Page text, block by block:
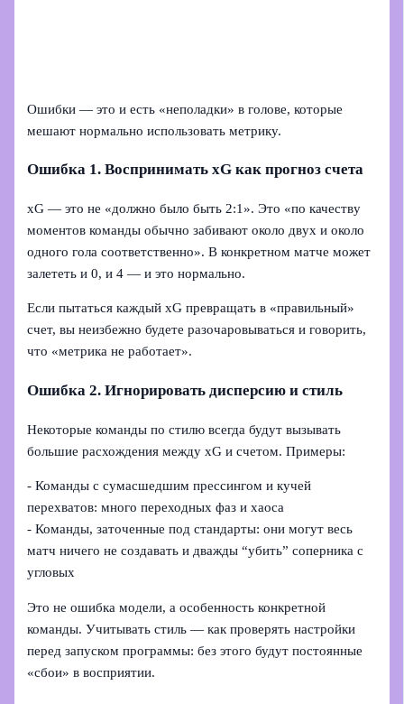
Ошибки — это и есть «неполадки» в голове, которые
мешают нормально использовать метрику.
Ошибка 1. Воспринимать xG как прогноз счета
xG — это не «должно было быть 2:1». Это «по качеству
моментов команды обычно забивают около двух и около
одного гола соответственно». В конкретном матче может
залететь и 0, и 4 — и это нормально.
Если пытаться каждый xG превращать в «правильный»
счет, вы неизбежно будете разочаровываться и говорить,
что «метрика не работает».
Ошибка 2. Игнорировать дисперсию и стиль
Некоторые команды по стилю всегда будут вызывать
большие расхождения между xG и счетом. Примеры:
- Команды с сумасшедшим прессингом и кучей
перехватов: много переходных фаз и хаоса
- Команды, заточенные под стандарты: они могут весь
матч ничего не создавать и дважды “убить” соперника с
угловых
Это не ошибка модели, а особенность конкретной
команды. Учитывать стиль — как проверять настройки
перед запуском программы: без этого будут постоянные
«сбои» в восприятии.